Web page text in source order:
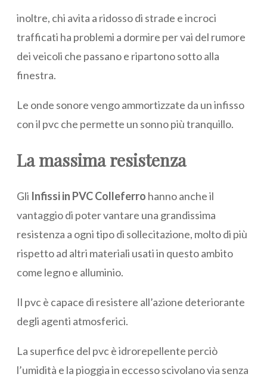
inoltre, chi avita a ridosso di strade e incroci
trafficati ha problemi a dormire per vai del rumore
dei veicoli che passano e ripartono sotto alla
finestra.
Le onde sonore vengo ammortizzate da un infisso
con il pvc che permette un sonno più tranquillo.
La massima resistenza
Gli Infissi in PVC Colleferro hanno anche il
vantaggio di poter vantare una grandissima
resistenza a ogni tipo di sollecitazione, molto di più
rispetto ad altri materiali usati in questo ambito
come legno e alluminio.
Il pvc è capace di resistere all’azione deteriorante
degli agenti atmosferici.
La superfice del pvc è idrorepellente perciò
l’umidità e la pioggia in eccesso scivolano via senza